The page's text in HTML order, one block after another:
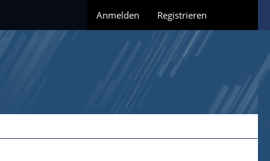
Anmelden Registrieren